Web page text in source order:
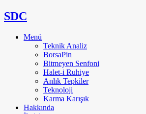
SDC
Menü
Teknik Analiz
BorsaPin
Bitmeyen Senfoni
Halet-i Ruhiye
Anlık Tepkiler
Teknoloji
Karma Karışık
Hakkında